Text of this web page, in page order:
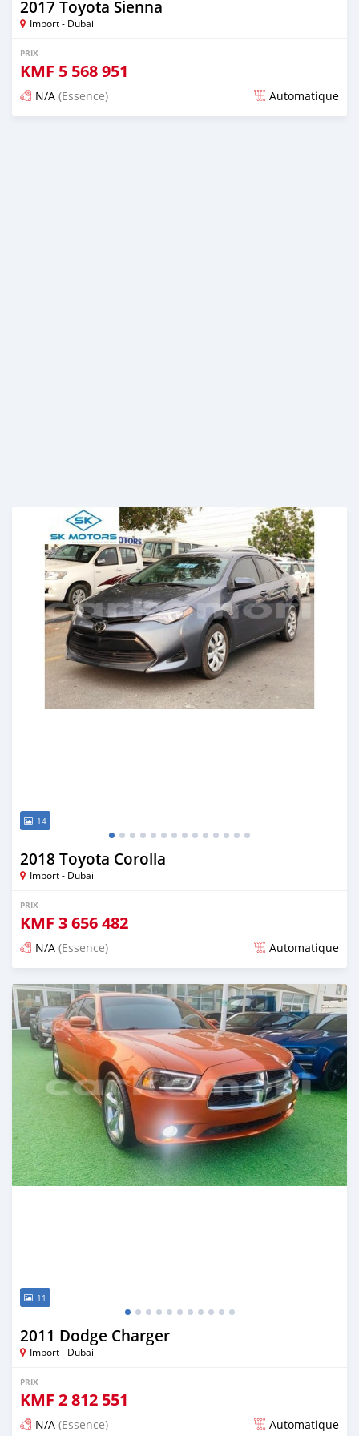
2017 Toyota Sienna
Import - Dubai
PRIX
KMF 5 568 951
N/A (Essence) Automatique
14
2018 Toyota Corolla
Import - Dubai
PRIX
KMF 3 656 482
N/A (Essence) Automatique
Publié il y a presque 6 ans
11
2011 Dodge Charger
Import - Dubai
PRIX
KMF 2 812 551
N/A (Essence) Automatique